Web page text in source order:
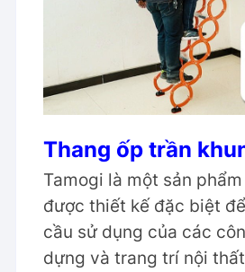
Thang ốp trần
Tamogi là một sản
được thiết kế đặc biệt
cầu sử dụng của các
dựng và trang trí nội